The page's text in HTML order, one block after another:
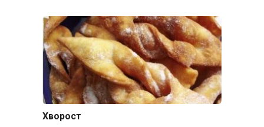
Хворост